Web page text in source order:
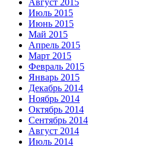
Август 2015
Июль 2015
Июнь 2015
Май 2015
Апрель 2015
Март 2015
Февраль 2015
Январь 2015
Декабрь 2014
Ноябрь 2014
Октябрь 2014
Сентябрь 2014
Август 2014
Июль 2014